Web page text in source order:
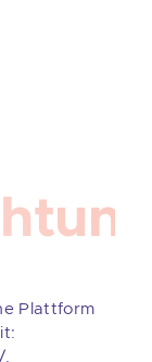
Plattform
.